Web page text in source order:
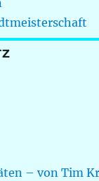
– von Tim